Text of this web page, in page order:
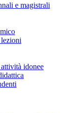
e magistrali
idonee